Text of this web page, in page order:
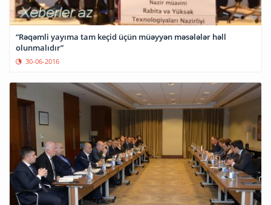
“Rəqəmli yayıma tam keçid üçün müəyyən məsələlər həll
olunmalıdır”
30-06-2016